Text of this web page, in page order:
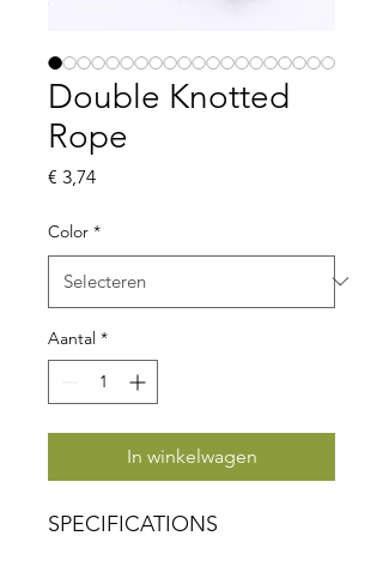
Double Knotted
Rope
€ 3,74Prijs
Color *
Aantal *
In winkelwagen
SPECIFICATIONS